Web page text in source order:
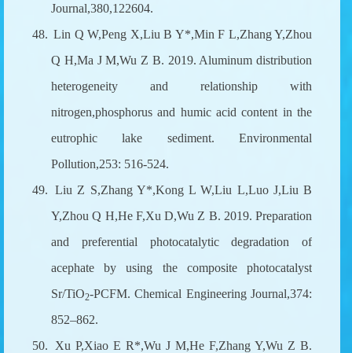
Journal,380,122604.
48. Lin Q W,Peng X,Liu B Y*,Min F L,Zhang Y,Zhou
Q H,Ma J M,Wu Z B. 2019. Aluminum distribution
heterogeneity and relationship with
nitrogen,phosphorus and humic acid content in the
eutrophic lake sediment. Environmental
Pollution,253: 516-524.
49.
Liu Z S,Zhang Y*,Kong L W,Liu L,Luo J,Liu B
Y,Zhou Q H,He F,Xu D,Wu Z B. 2019. Preparation
and preferential photocatalytic degradation of
acephate by using the composite photocatalyst
Sr/TiO2-PCFM. Chemical Engineering Journal,374:
852–862.
50.
Xu P,Xiao E R*,Wu J M,He F,Zhang Y,Wu Z B.